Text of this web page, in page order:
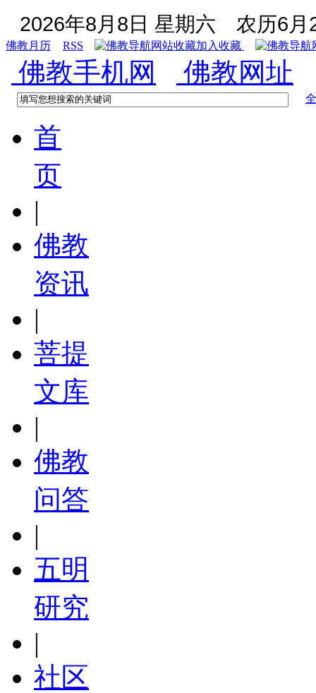
2026年8月8日 星期六 农历6月
佛教月历 RSS 加入收藏
佛教手机网 佛教网址
首
页
|
佛教
资讯
|
菩提
文库
|
佛教
问答
|
五明
研究
|
社区